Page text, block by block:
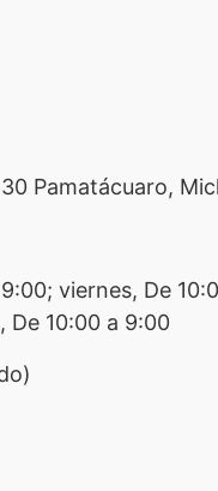
Pamatácuaro,
viernes, De
De 10:00 a 9:00